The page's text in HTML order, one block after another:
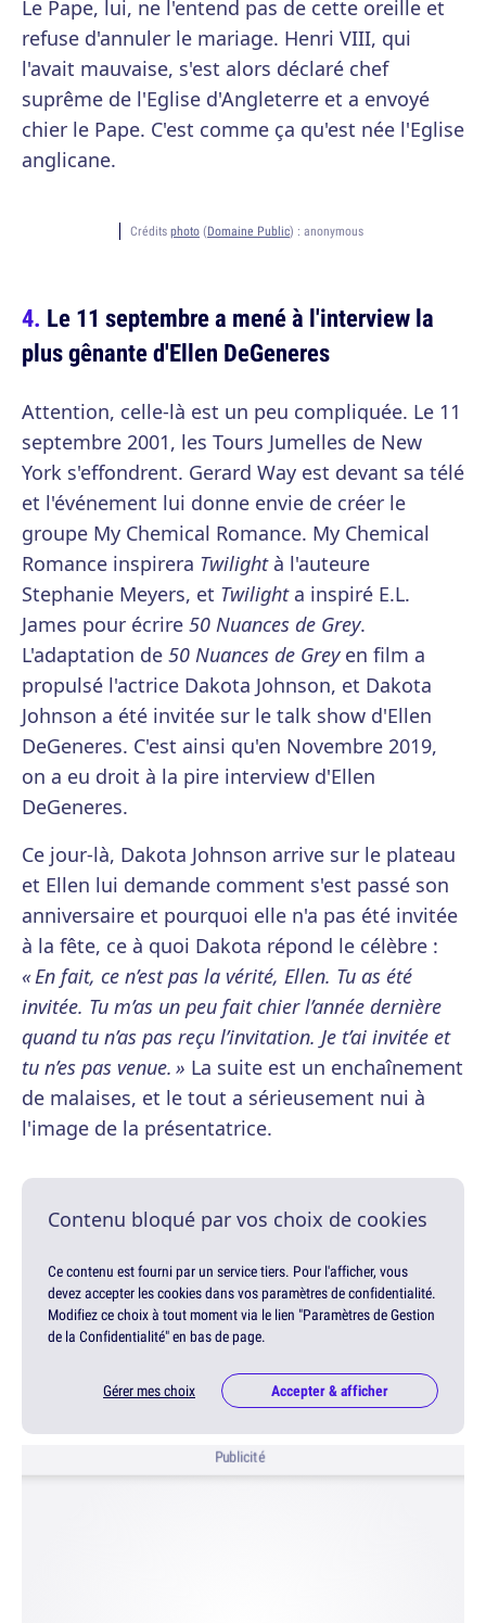
Le Pape, lui, ne l'entend pas de cette oreille et
refuse d'annuler le mariage. Henri VIII, qui
l'avait mauvaise, s'est alors déclaré chef
suprême de l'Eglise d'Angleterre et a envoyé
chier le Pape. C'est comme ça qu'est née l'Eglise
anglicane.
Crédits photo (Domaine Public) : anonymous
Le 11 septembre a mené à l'interview la
plus gênante d'Ellen DeGeneres
Attention, celle-là est un peu compliquée. Le 11
septembre 2001, les Tours Jumelles de New
York s'effondrent. Gerard Way est devant sa télé
et l'événement lui donne envie de créer le
groupe My Chemical Romance. My Chemical
Romance inspirera Twilight à l'auteure
Stephanie Meyers, et Twilighta inspiré E.L.
James pour écrire 50 Nuances de Grey.
L'adaptation de 50 Nuances de Greyen film a
propulsé l'actrice Dakota Johnson, et Dakota
Johnson a été invitée sur le talk show d'Ellen
DeGeneres. C'est ainsi qu'en Novembre 2019,
on a eu droit à la pire interview d'Ellen
DeGeneres.
Ce jour-là, Dakota Johnson arrive sur le plateau
et Ellen lui demande comment s'est passé son
anniversaire et pourquoi elle n'a pas été invitée
à la fête, ce à quoi Dakota répond le célèbre :
« En fait, ce n’est pas la vérité, Ellen. Tu as été
invitée. Tu m’as un peu fait chier l’année dernière
quand tu n’as pas reçu l’invitation. Je t’ai invitée et
tu n’es pas venue. » La suite est un enchaînement
de malaises, et le tout a sérieusement nui à
l'image de la présentatrice.
Contenu bloqué par vos choix de cookies
Ce contenu est fourni par un service tiers. Pour l'afficher, vous
devez accepter les cookies dans vos paramètres de confidentialité.
Modifiez ce choix à tout moment via le lien "Paramètres de Gestion
de la Confidentialité" en bas de page.
Gérer mes choix Accepter & afficher
Publicité